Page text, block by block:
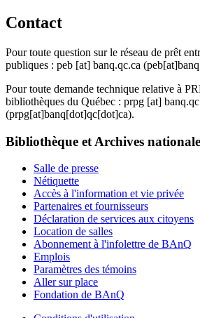
Contact
Pour toute question sur le réseau de prêt
publiques : peb [at] banq.qc.ca
Pour toute demande technique relative à
bibliothèques du Québec : prpg [at]
(prpg[at]banq[dot]qc[dot]ca).
Bibliothèque et Archives
Salle de presse
Nétiquette
Accès à l'information et vie privée
Partenaires et fournisseurs
Déclaration de services aux citoyens
Location de salles
Abonnement à l'infolettre de BAnQ
Emplois
Paramètres des témoins
Aller sur place
Fondation de BAnQ